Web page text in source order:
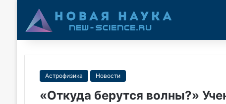
Астрофизика Новости
«Откуда берутся волны?»